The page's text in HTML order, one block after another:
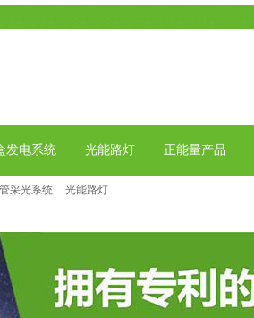
发电系统 光能路灯 正能量产品
采光系统 光能路灯